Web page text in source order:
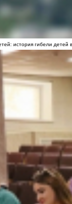
история гибели детей